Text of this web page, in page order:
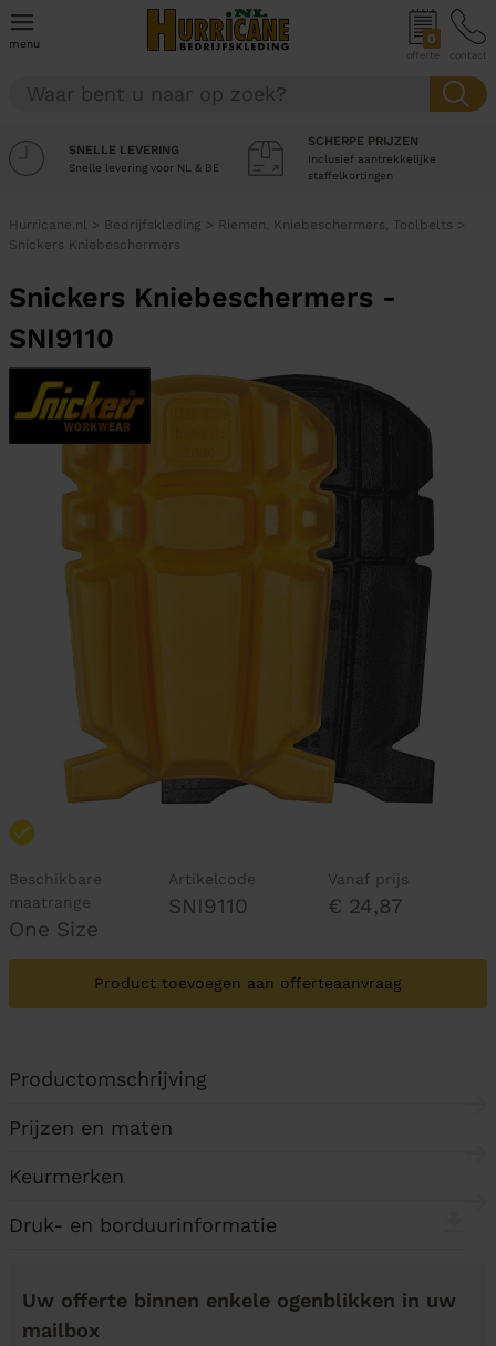
menu 0
offerte contact
SNELLE LEVERING
Snelle levering voor NL & BE
SCHERPE PRIJZEN
Inclusief aantrekkelijke
staffelkortingen
Hurricane.nl > Bedrijfskleding > Riemen, Kniebeschermers, Toolbelts >
Snickers Kniebeschermers
Snickers Kniebeschermers -
SNI9110
Beschikbare
maatrange
One Size
Artikelcode
SNI9110
Vanaf prijs
€ 24,87
Product toevoegen aan offerteaanvraag
Productomschrijving
Prijzen en maten
Keurmerken
Druk- en borduurinformatie
Uw offerte binnen enkele ogenblikken in uw
mailbox